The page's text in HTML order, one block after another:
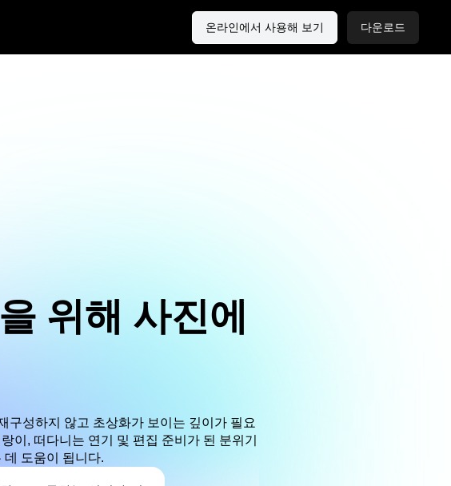
온라인에서 사용해 보기 다운로드
위해 사진에
구성하지 않고 초상화가 보이는 깊이가 필요
이, 떠다니는 연기 및 편집 준비가 된 분위기
도움이 됩니다.